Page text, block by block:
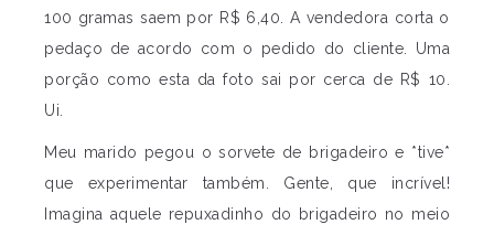
100 gramas saem por R$ 6,40. A vendedora corta o
pedaço de acordo com o pedido do cliente. Uma
porção como esta da foto sai por cerca de R$ 10.
Ui.
Meu marido pegou o sorvete de brigadeiro e *tive*
que experimentar também. Gente, que incrível!
Imagina aquele repuxadinho do brigadeiro no meio